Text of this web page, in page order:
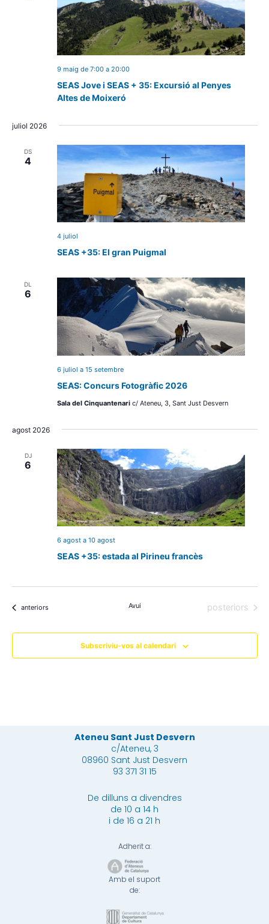
SEAS Jove i SEAS + 35: Excursió al Penyes
Altes de Moixeró
9 maig de 7:00a 20:00
juliol 2026
DS
4
SEAS +35: El gran Puigmal
4 juliol
DL
6
SEAS: Concurs Fotogràfic 2026
6 juliol a 15 setembre
Sala del Cinquantenari c/ Ateneu, 3, Sant Just Desvern
agost 2026
DJ
6
SEAS +35: estada al Pirineu francès
6 agosta 10 agost
Esdeveniments
anteriors Avui Esdeveniments
posteriors
Subscriviu-vos al calendari
Ateneu Sant Just Desvern
c/Ateneu, 3
08960 Sant Just Desvern
93 371 31 15
De dilluns a divendres
de 10 a 14 h
i de 16 a 21 h
Adherit a:
Amb el suport
de: